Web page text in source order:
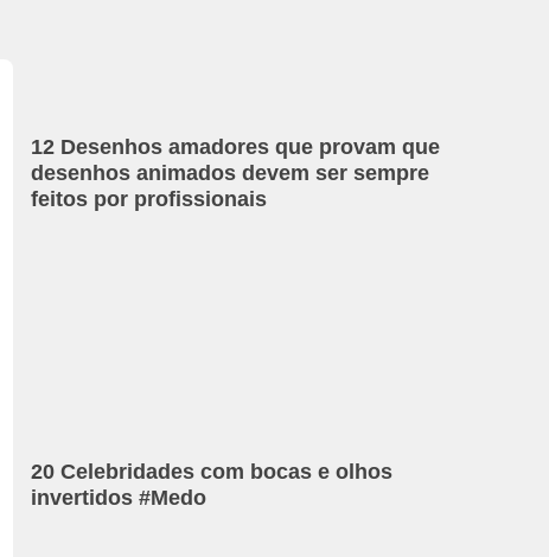
12 Desenhos amadores que provam que
desenhos animados devem ser sempre
feitos por profissionais
20 Celebridades com bocas e olhos
invertidos #Medo